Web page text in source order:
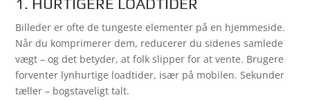
Billeder er ofte de tungeste elementer på en hjemmeside.
Når du komprimerer dem, reducerer du sidenes samlede
vægt – og det betyder, at folk slipper for at vente. Brugere
forventer lynhurtige loadtider, især på mobilen. Sekunder
tæller – bogstaveligt talt.